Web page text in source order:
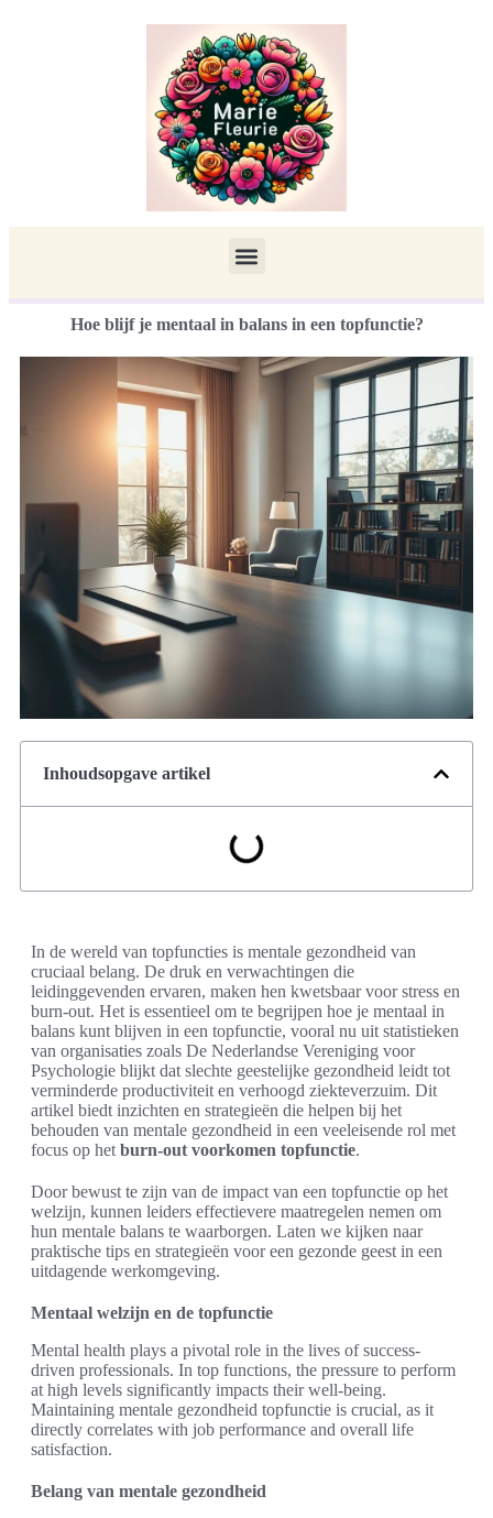
Hoe blijf je mentaal in balans in een topfunctie?
Inhoudsopgave artikel
In de wereld van topfuncties is mentale gezondheid van
cruciaal belang. De druk en verwachtingen die
leidinggevenden ervaren, maken hen kwetsbaar voor stress en
burn-out. Het is essentieel om te begrijpen hoe je mentaal in
balans kunt blijven in een topfunctie, vooral nu uit statistieken
van organisaties zoals De Nederlandse Vereniging voor
Psychologie blijkt dat slechte geestelijke gezondheid leidt tot
verminderde productiviteit en verhoogd ziekteverzuim. Dit
artikel biedt inzichten en strategieën die helpen bij het
behouden van mentale gezondheid in een veeleisende rol met
focus op het burn-out voorkomen topfunctie.
Door bewust te zijn van de impact van een topfunctie op het
welzijn, kunnen leiders effectievere maatregelen nemen om
hun mentale balans te waarborgen. Laten we kijken naar
praktische tips en strategieën voor een gezonde geest in een
uitdagende werkomgeving.
Mentaal welzijn en de topfunctie
Mental health plays a pivotal role in the lives of success-
driven professionals. In top functions, the pressure to perform
at high levels significantly impacts their well-being.
Maintaining mentale gezondheid topfunctie is crucial, as it
directly correlates with job performance and overall life
satisfaction.
Belang van mentale gezondheid